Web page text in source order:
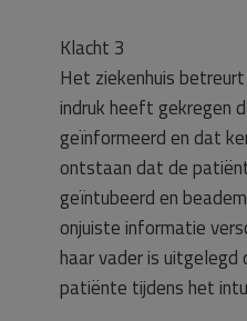
Klacht 3
Het ziekenhuis
indruk heeft gekregen
geïnformeerd en dat
ontstaan dat de
geïntubeerd en
onjuiste informatie
haar vader is
patiënte tijdens het